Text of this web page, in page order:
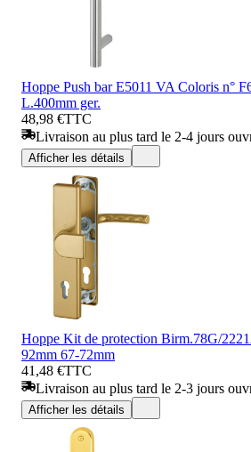
Hoppe Push bar E5011 VA Coloris n°
L.400mm ger.
48,98 €TTC
Livraison au plus tard le 2-4 jours
Afficher les détails
Hoppe Kit de protection Birm.78G/
92mm 67-72mm
41,48 €TTC
Livraison au plus tard le 2-3 jours
Afficher les détails